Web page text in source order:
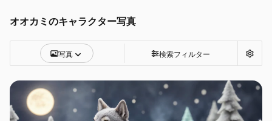
オオカミのキャラクター写真
写真 検索フィルター